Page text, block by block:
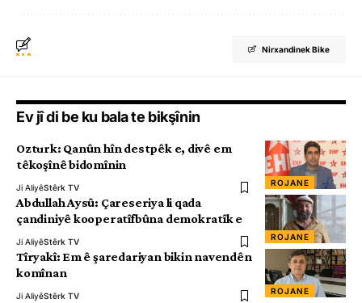
Nirxandinek Bike
Ev jî di be ku bala te bikşînin
ROJANE
Ozturk: Qanûn hîn destpêk e, divê em
têkoşînê bidomînin
Ji AliyêStêrk TV
ROJANE
Abdullah Aysû: Çareseriya li qada
çandiniyê kooperatîfbûna demokratîk e
Ji AliyêStêrk TV
ROJANE
Tîryakî: Em ê şaredariyan bikin navendên
komînan
Ji AliyêStêrk TV